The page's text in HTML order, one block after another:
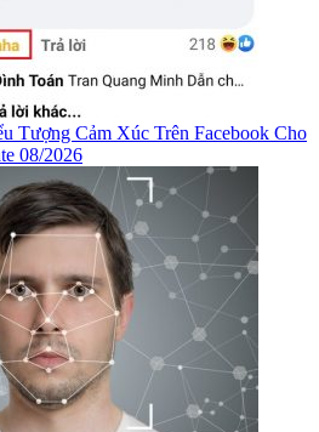
Tượng Cảm Xúc Trên Facebook Cho
08/2026